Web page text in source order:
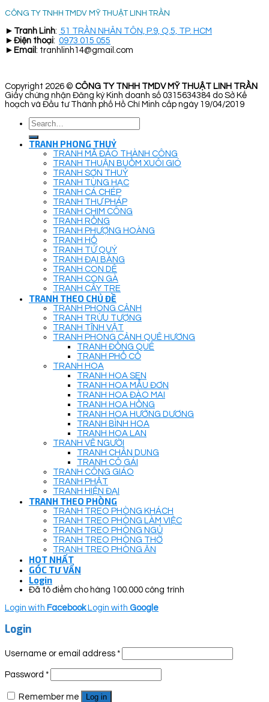
CÔNG TY TNHH TMDV MỸ THUẬT LINH TRẦN
► Tranh Linh: 51 TRẦN NHÂN TÔN, P.9, Q.5, TP. HCM
► Điện thoại: 0973 015 055
► Email : tranhlinh14@gmail.com
Copyright 2026 © CÔNG TY TNHH TMDV MỸ THUẬT LINH TRẦN
Giấy chứng nhận Đăng ký Kinh doanh số 0315634384 do Sở Kế
hoạch và Đầu tư Thành phố Hồ Chí Minh cấp ngày 19/04/2019
Search
for:
TRANH PHONG THUỶ
TRANH MÃ ĐÁO THÀNH CÔNG
TRANH THUẬN BUỒM XUÔI GIÓ
TRANH SƠN THUỶ
TRANH TÙNG HẠC
TRANH CÁ CHÉP
TRANH THƯ PHÁP
TRANH CHIM CÔNG
TRANH RỒNG
TRANH PHƯỢNG HOÀNG
TRANH HỔ
TRANH TỨ QUÝ
TRANH ĐẠI BÀNG
TRANH CON DÊ
TRANH CON GÀ
TRANH CÂY TRE
TRANH THEO CHỦ ĐỀ
TRANH PHONG CẢNH
TRANH TRỪU TƯỢNG
TRANH TĨNH VẬT
TRANH PHONG CẢNH QUÊ HƯƠNG
TRANH ĐỒNG QUÊ
TRANH PHỐ CỔ
TRANH HOA
TRANH HOA SEN
TRANH HOA MẪU ĐƠN
TRANH HOA ĐÀO MAI
TRANH HOA HỒNG
TRANH HOA HƯỚNG DƯƠNG
TRANH BÌNH HOA
TRANH HOA LAN
TRANH VẼ NGƯỜI
TRANH CHÂN DUNG
TRANH CÔ GÁI
TRANH CÔNG GIÁO
TRANH PHẬT
TRANH HIỆN ĐẠI
TRANH THEO PHÒNG
TRANH TREO PHÒNG KHÁCH
TRANH TREO PHÒNG LÀM VIỆC
TRANH TREO PHÒNG NGỦ
TRANH TREO PHÒNG THỜ
TRANH TREO PHÒNG ĂN
HOT NHẤT
GÓC TƯ VẤN
Login
Đã tô điểm cho hàng 100.000 công trình
Login with Facebook Login with Google
Login
Username or email address *
Password *
Remember me Log in